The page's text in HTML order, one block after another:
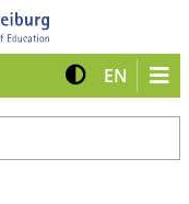
Kontrast
EN Zur